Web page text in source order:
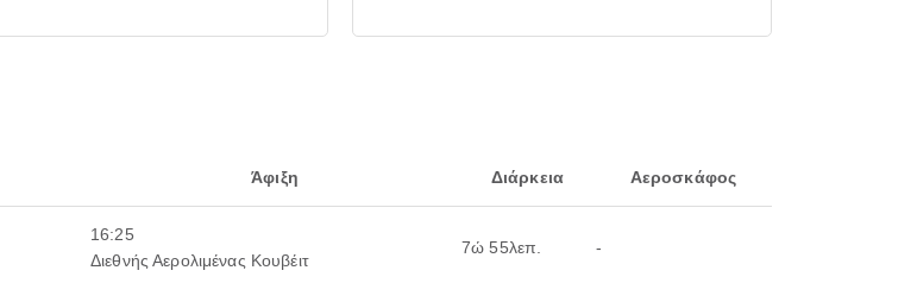
Άφιξη Διάρκεια Αεροσκάφος
16:25
Διεθνής Αερολιμένας Κουβέιτ
7ώ 55λεπ. -